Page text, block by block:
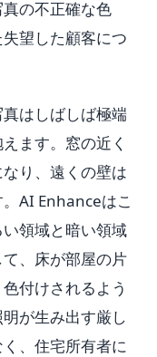
の不正確な色
望した顧客につ
はしばしば極端
ます。窓の近く
り、遠くの壁は
AI Enhanceはこ
領域と暗い領域
、床が部屋の片
付けされるよう
が生み出す厳し
、住宅所有者に